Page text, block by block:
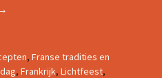
crêpes maken voor La
, Franse tradities en
, Frankrijk, Lichtfeest,